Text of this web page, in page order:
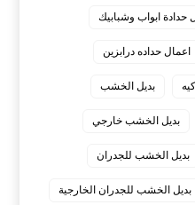
حدادة ابواب وشبابيك
اعمال حداده درابزين
بديل الخشب
بديل الخشب خارجي
بديل الخشب للجدران
بديل الخشب للجدران الخارجية